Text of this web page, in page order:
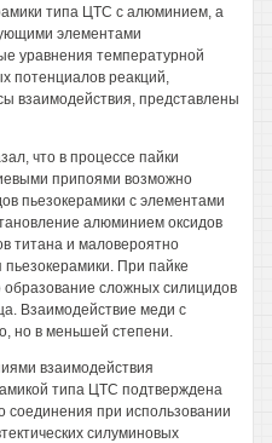
типа ЦТС с алюминием, а
элементами
уравнения температурной
потенциалов реакций,
взаимодействия, представлены
что в процессе пайки
припоями возможно
пьезокерамики с элементами
алюминием оксидов
титана и маловероятно
пьезокерамики. При пайке
сложных силицидов
Взаимодействие меди с
но в меньшей степени.
взаимодействия
типа ЦТС подтверждена
соединения при использовании
силуминовых